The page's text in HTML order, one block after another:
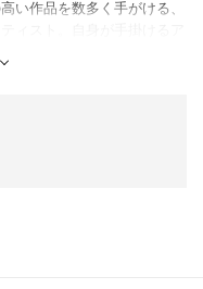
い作品を数多く手がける、